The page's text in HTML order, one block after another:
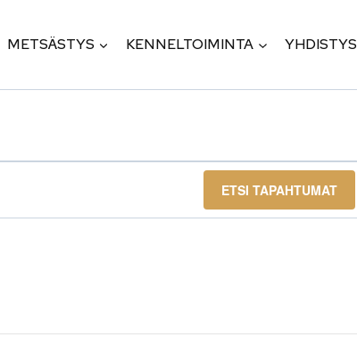
METSÄSTYS KENNELTOIMINTA YHDISTYS
ETSI TAPAHTUMAT